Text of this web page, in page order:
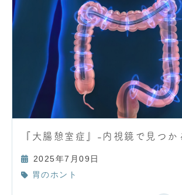
『大腸憩室症』-内視鏡で見つ
2025年7月09日
胃のホント